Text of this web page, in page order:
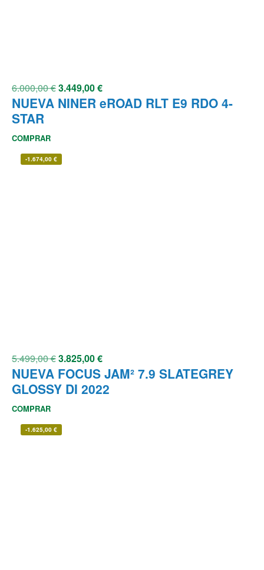
6.000,00€3.449,00€
NUEVA NINER eROAD RLT E9 RDO 4-
STAR
COMPRAR
-1.674,00 €
5.499,00€3.825,00€
NUEVA FOCUS JAM² 7.9 SLATEGREY
GLOSSY DI 2022
COMPRAR
-1.625,00 €